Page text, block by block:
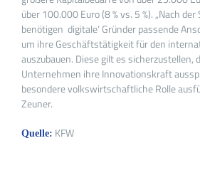
über 100.000 Euro (8 % vs. 5 %). „Nach
benötigen ‚digitale‘ Gründer passende
um ihre Geschäftstätigkeit für den
auszubauen. Diese gilt es sicherzustellen,
Unternehmen ihre Innovationskraft
besondere volkswirtschaftliche Rolle
Zeuner.
Quelle: KFW